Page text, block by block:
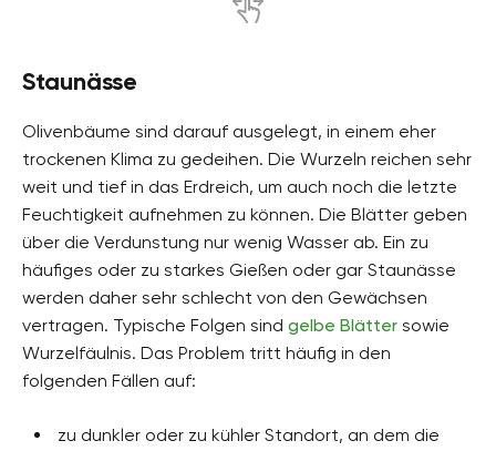
Staunässe
Olivenbäume sind darauf ausgelegt, in einem eher
trockenen Klima zu gedeihen. Die Wurzeln reichen sehr
weit und tief in das Erdreich, um auch noch die letzte
Feuchtigkeit aufnehmen zu können. Die Blätter geben
über die Verdunstung nur wenig Wasser ab. Ein zu
häufiges oder zu starkes Gießen oder gar Staunässe
werden daher sehr schlecht von den Gewächsen
vertragen. Typische Folgen sind gelbe Blätter sowie
Wurzelfäulnis. Das Problem tritt häufig in den
folgenden Fällen auf:
zu dunkler oder zu kühler Standort, an dem die